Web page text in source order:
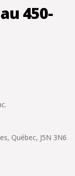
450-
Québec, J5N 3N6